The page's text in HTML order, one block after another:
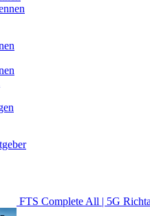
FTS Complete All | 5G